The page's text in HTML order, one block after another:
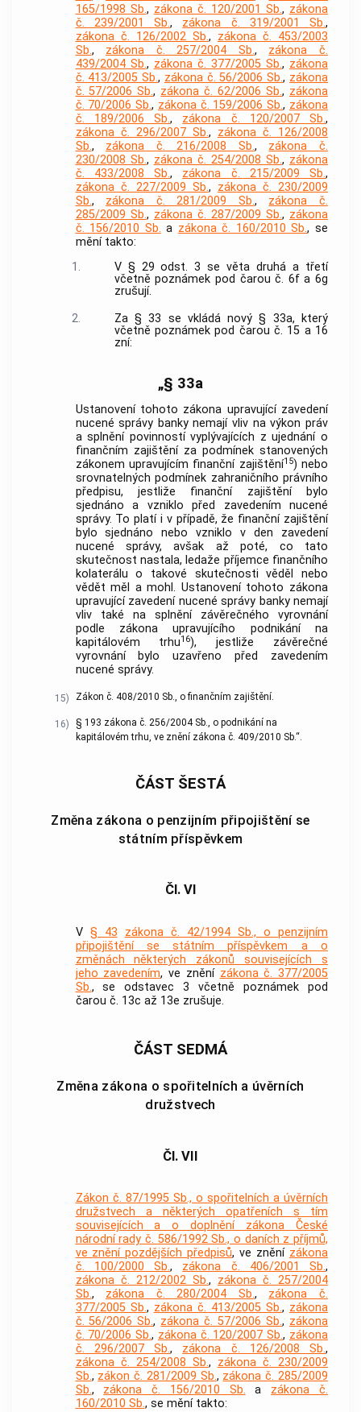
165/1998 Sb., zákona č. 120/2001 Sb., zákona
č. 239/2001 Sb., zákona č. 319/2001 Sb.,
zákona č. 126/2002 Sb., zákona č. 453/2003
Sb., zákona č. 257/2004 Sb., zákona č.
439/2004 Sb., zákona č. 377/2005 Sb., zákona
č. 413/2005 Sb., zákona č. 56/2006 Sb., zákona
č. 57/2006 Sb., zákona č. 62/2006 Sb., zákona
č. 70/2006 Sb., zákona č. 159/2006 Sb., zákona
č. 189/2006 Sb., zákona č. 120/2007 Sb.,
zákona č. 296/2007 Sb., zákona č. 126/2008
Sb., zákona č. 216/2008 Sb., zákona č.
230/2008 Sb., zákona č. 254/2008 Sb., zákona
č. 433/2008 Sb., zákona č. 215/2009 Sb.,
zákona č. 227/2009 Sb., zákona č. 230/2009
Sb., zákona č. 281/2009 Sb., zákona č.
285/2009 Sb., zákona č. 287/2009 Sb., zákona
č. 156/2010 Sb. a zákona č. 160/2010 Sb., se
mění takto:
1.
V § 29 odst. 3 se věta druhá a třetí
včetně poznámek pod čarou č. 6f a 6g
zrušují.
2.
Za § 33 se vkládá nový § 33a, který
včetně poznámek pod čarou č. 15 a 16
zní:
„§ 33a
Ustanovení tohoto zákona upravující zavedení
nucené správy banky nemají vliv na výkon práv
a splnění povinností vyplývajících z ujednání o
finančním zajištění za podmínek stanovených
zákonem upravujícím finanční zajištění15) nebo
srovnatelných podmínek zahraničního právního
předpisu, jestliže finanční zajištění bylo
sjednáno a vzniklo před zavedením nucené
správy. To platí i v případě, že finanční zajištění
bylo sjednáno nebo vzniklo v den zavedení
nucené správy, avšak až poté, co tato
skutečnost nastala, ledaže příjemce finančního
kolaterálu o takové skutečnosti věděl nebo
vědět měl a mohl. Ustanovení tohoto zákona
upravující zavedení nucené správy banky nemají
vliv také na splnění závěrečného vyrovnání
podle zákona upravujícího podnikání na
kapitálovém trhu16), jestliže závěrečné
vyrovnání bylo uzavřeno před zavedením
nucené správy.
15) Zákon č. 408/2010 Sb., o finančním zajištění.
16)
§ 193 zákona č. 256/2004 Sb., o podnikání na
kapitálovém trhu, ve znění zákona č. 409/2010 Sb.“.
ČÁST ŠESTÁ
Změna zákona o penzijním připojištění se
státním příspěvkem
Čl. VI
V § 43
zákona č. 42/1994 Sb., o penzijním
připojištění se státním příspěvkem a o
změnách některých zákonů souvisejících s
jeho zavedením, ve znění zákona č. 377/2005
Sb., se odstavec 3 včetně poznámek pod
čarou č. 13c až 13e zrušuje.
ČÁST SEDMÁ
Změna zákona o spořitelních a úvěrních
družstvech
Čl. VII
Zákon č. 87/1995 Sb., o spořitelních a úvěrních
družstvech a některých opatřeních s tím
souvisejících a o doplnění zákona České
národní rady č. 586/1992 Sb., o daních z příjmů,
ve znění pozdějších předpisů, ve znění zákona
č. 100/2000 Sb., zákona č. 406/2001 Sb.,
zákona č. 212/2002 Sb., zákona č. 257/2004
Sb., zákona č. 280/2004 Sb., zákona č.
377/2005 Sb., zákona č. 413/2005 Sb., zákona
č. 56/2006 Sb., zákona č. 57/2006 Sb., zákona
č. 70/2006 Sb., zákona č. 120/2007 Sb., zákona
č. 296/2007 Sb., zákona č. 126/2008 Sb.,
zákona č. 254/2008 Sb., zákona č. 230/2009
Sb., zákon č. 281/2009 Sb., zákona č. 285/2009
Sb., zákona č. 156/2010 Sb. a zákona č.
160/2010 Sb., se mění takto: